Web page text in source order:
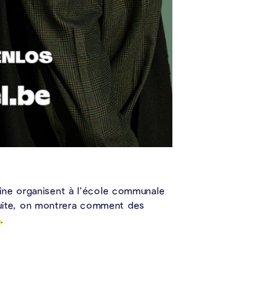
organisent à l’école communale
on montrera comment des
.